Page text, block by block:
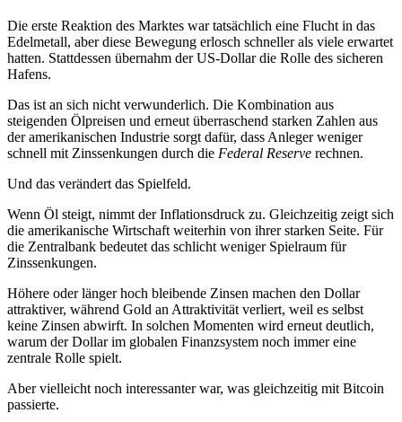
Die erste Reaktion des Marktes war tatsächlich eine Flucht in das
Edelmetall, aber diese Bewegung erlosch schneller als viele erwartet
hatten. Stattdessen übernahm der US-Dollar die Rolle des sicheren
Hafens.
Das ist an sich nicht verwunderlich. Die Kombination aus
steigenden Ölpreisen und erneut überraschend starken Zahlen aus
der amerikanischen Industrie sorgt dafür, dass Anleger weniger
schnell mit Zinssenkungen durch die Federal Reserve rechnen.
Und das verändert das Spielfeld.
Wenn Öl steigt, nimmt der Inflationsdruck zu. Gleichzeitig zeigt sich
die amerikanische Wirtschaft weiterhin von ihrer starken Seite. Für
die Zentralbank bedeutet das schlicht weniger Spielraum für
Zinssenkungen.
Höhere oder länger hoch bleibende Zinsen machen den Dollar
attraktiver, während Gold an Attraktivität verliert, weil es selbst
keine Zinsen abwirft. In solchen Momenten wird erneut deutlich,
warum der Dollar im globalen Finanzsystem noch immer eine
zentrale Rolle spielt.
Aber vielleicht noch interessanter war, was gleichzeitig mit Bitcoin
passierte.